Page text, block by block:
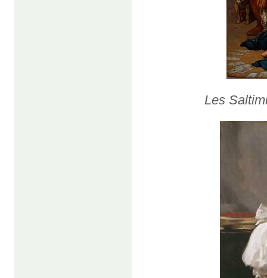
Les